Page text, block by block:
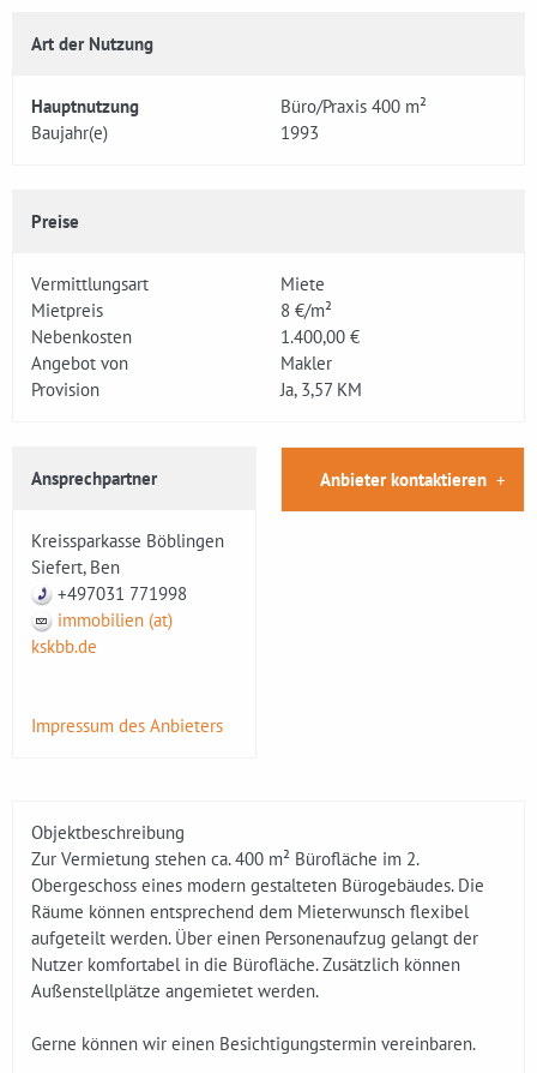
Art der Nutzung
Hauptnutzung
Büro/Praxis 400 m²
Baujahr(e)
1993
Preise
Vermittlungsart
Miete
Mietpreis
8 €/m²
Nebenkosten
1.400,00 €
Angebot von
Makler
Provision
Ja, 3,57 KM
Ansprechpartner
Kreissparkasse Böblingen
Siefert, Ben
+497031 771998
immobilien (at)
kskbb.de
Impressum des Anbieters
Anbieter kontaktieren
Objektbeschreibung
Zur Vermietung stehen ca. 400 m² Bürofläche im 2.
Obergeschoss eines modern gestalteten Bürogebäudes. Die
Räume können entsprechend dem Mieterwunsch flexibel
aufgeteilt werden. Über einen Personenaufzug gelangt der
Nutzer komfortabel in die Bürofläche. Zusätzlich können
Außenstellplätze angemietet werden.
Gerne können wir einen Besichtigungstermin vereinbaren.